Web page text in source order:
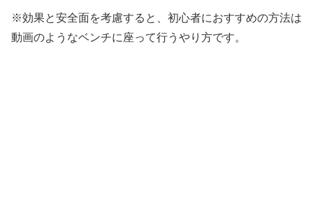
※効果と安全面を考慮すると、初心者におすすめの方法は
動画のようなベンチに座って行うやり方です。